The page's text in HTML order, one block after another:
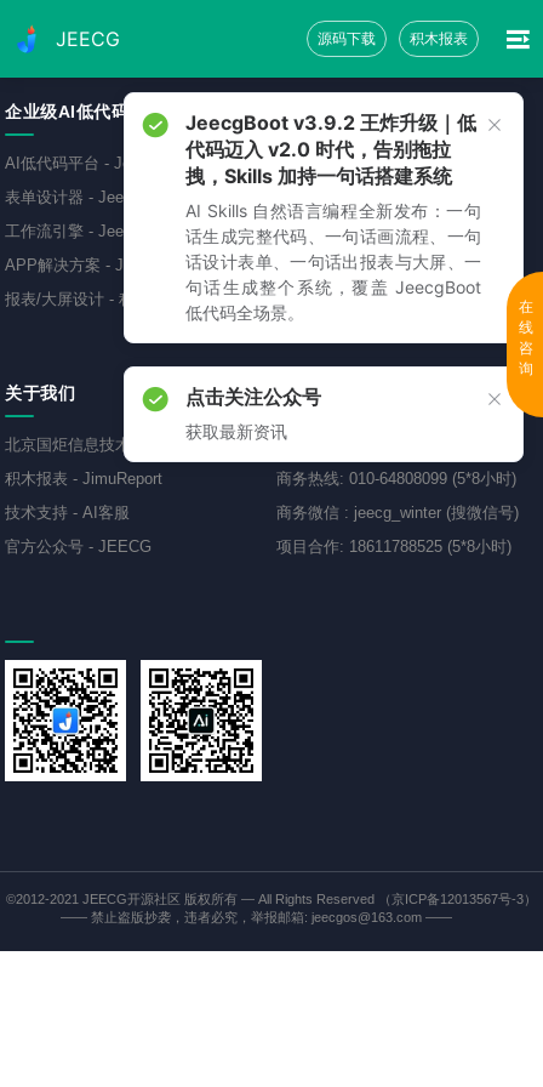
JEECG 源码下载 积木报表
企业级AI低代码平台
AI低代码平台 - JeecgBoot
表单设计器 - JeecgBoot
工作流引擎 - JeecgBoot
APP解决方案 - JeecgBoot
报表/大屏设计 - 积木报表
免费源码下载
低代码开发平台-JeecgBoot
AI应用开发平台-Jeecg-AI
报表可视化工具-JimuReport
移动开发框架 -JeecgUniapp
关于我们
北京国炬信息技术有限公司
积木报表 - JimuReport
技术支持 - AI客服
官方公众号 - JEECG
联系方式
商务QQ
商务热线: 010-64808099 (5*8小时)
商务微信 : jeecg_winter (搜微信号)
项目合作: 18611788525 (5*8小时)
©2012-2021 JEECG开源社区 版权所有 — All Rights Reserved
（京ICP备12013567号-3）
—— 禁止盗版抄袭，违者必究，举报邮箱: jeecgos@163.com ——
在
线
咨
询
JeecgBoot v3.9.2 王炸升级｜低
代码迈入 v2.0 时代，告别拖拉
拽，Skills 加持一句话搭建系统
AI Skills 自然语言编程全新发布：一句
话生成完整代码、一句话画流程、一句
话设计表单、一句话出报表与大屏、一
句话生成整个系统，覆盖 JeecgBoot
低代码全场景。
点击关注公众号
获取最新资讯